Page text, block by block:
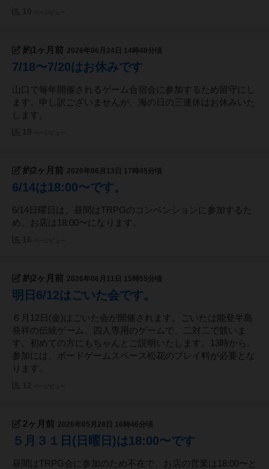
約1ヶ月前 2026年06月24日 14時48分頃
7/18〜7/20はお休みです
山口で毎年開催されるゲーム合宿会に参加するため留守にし
ます。申し訳ございませんが、海の日の三連休はお休みいた
します。
約2ヶ月前 2026年06月13日 17時45分頃
6/14は18:00〜です。
6/14日曜日は、昼間はTRPGのコンベンションに参加するた
め、お店は18:00〜になります。
約2ヶ月前 2026年06月11日 15時55分頃
明日6/12はごいた会です。
６月12日(金)はごいた会が開催されます。ごいたは能登半島
発祥の伝統ゲーム。四人専用のゲームで、二対二で競いま
す。初めての方にもちゃんとご説明いたします。13時から。
参加には、ボードゲームスペース松花のプレイ料が必要とな
ります。
2ヶ月前 2026年05月28日 16時46分頃
５月３１日(日曜日)は18:00〜です
昼間はTRPG会に参加のため不在で、お店の営業は18:00〜と